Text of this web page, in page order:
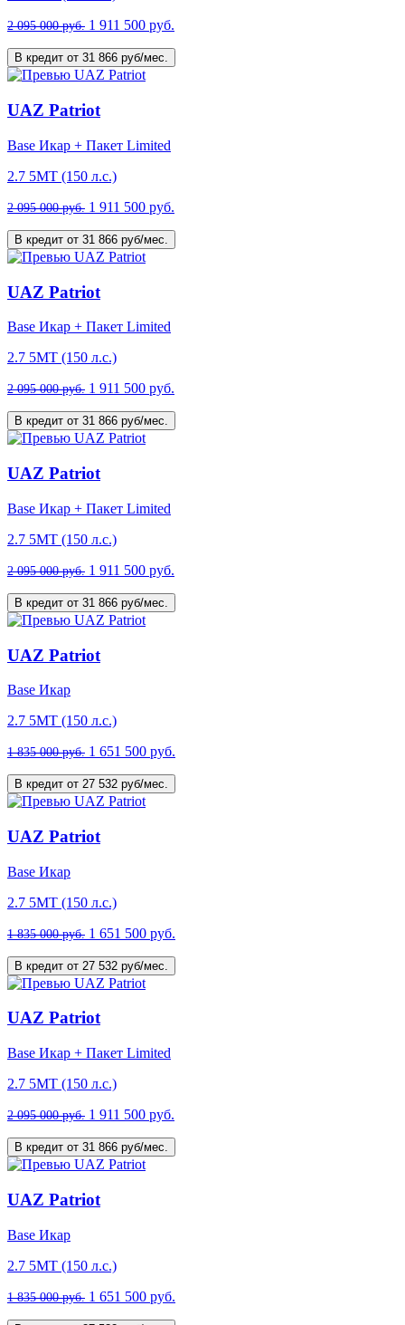
2 095 000 руб. 1 911 500 руб.
В кредит от 31 866 руб/мес.
UAZ Patriot
Base Икар + Пакет Limited
2.7 5МТ (150 л.с.)
2 095 000 руб. 1 911 500 руб.
В кредит от 31 866 руб/мес.
UAZ Patriot
Base Икар + Пакет Limited
2.7 5МТ (150 л.с.)
2 095 000 руб. 1 911 500 руб.
В кредит от 31 866 руб/мес.
UAZ Patriot
Base Икар + Пакет Limited
2.7 5МТ (150 л.с.)
2 095 000 руб. 1 911 500 руб.
В кредит от 31 866 руб/мес.
UAZ Patriot
Base Икар
2.7 5МТ (150 л.с.)
1 835 000 руб. 1 651 500 руб.
В кредит от 27 532 руб/мес.
UAZ Patriot
Base Икар
2.7 5МТ (150 л.с.)
1 835 000 руб. 1 651 500 руб.
В кредит от 27 532 руб/мес.
UAZ Patriot
Base Икар + Пакет Limited
2.7 5МТ (150 л.с.)
2 095 000 руб. 1 911 500 руб.
В кредит от 31 866 руб/мес.
UAZ Patriot
Base Икар
2.7 5МТ (150 л.с.)
1 835 000 руб. 1 651 500 руб.